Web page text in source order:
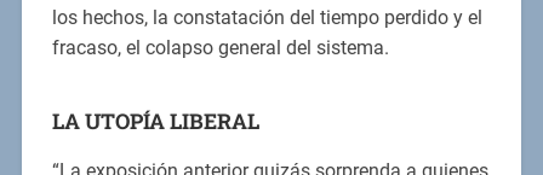
los hechos, la constatación del tiempo perdido y el
fracaso, el colapso general del sistema.
LA UTOPÍA LIBERAL